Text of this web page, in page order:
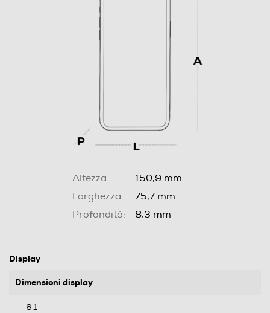
Altezza:
150,9 mm
Larghezza:
75,7 mm
Profondità:
8,3 mm
Display
Dimensioni display
6,1